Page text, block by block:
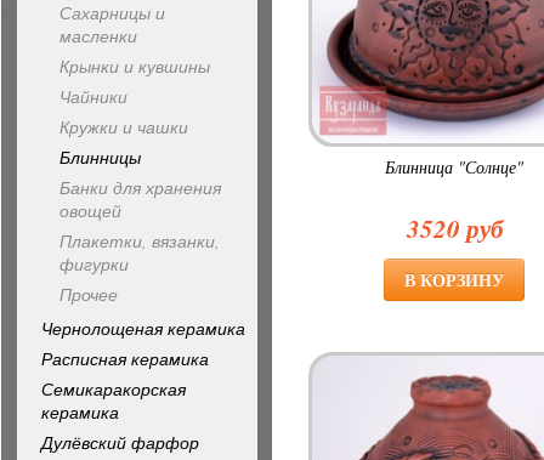
Блинница "Солнце"
3520 руб
Сахарницы и
масленки
Крынки и кувшины
Чайники
Кружки и чашки
Блинницы
Банки для хранения
овощей
Плакетки, вязанки,
фигурки
Прочее
Чернолощеная керамика
Расписная керамика
Семикаракорская
керамика
Дулёвский фарфор